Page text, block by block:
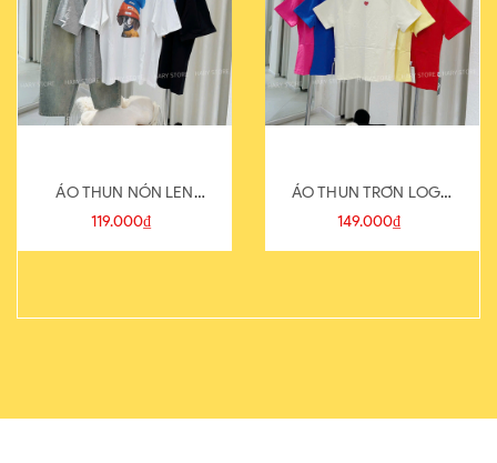
ÁO THUN NÓN LEN
821-1
119.000₫
ÁO THUN TRƠN LOGO
SAU
149.000₫